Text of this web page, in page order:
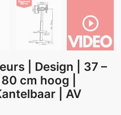
| Design | 37 –
cm hoog |
| AV